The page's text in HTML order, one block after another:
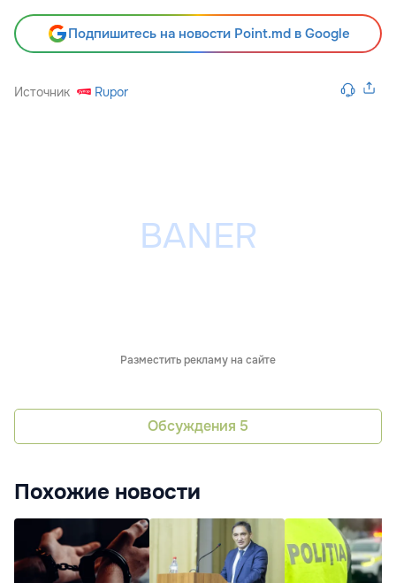
Подпишитесь на новости Point.md в Google
Источник Rupor
Разместить рекламу на сайте
Обсуждения 5
Похожие новости